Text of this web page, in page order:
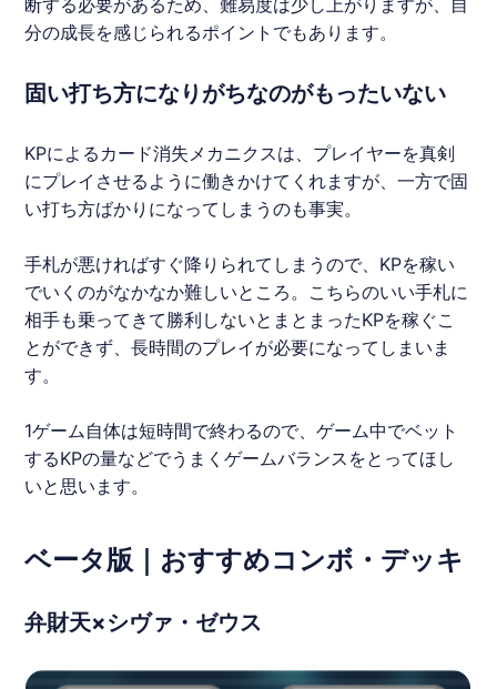
分の成長を感じられるポイントでもあります。
固い打ち方になりがちなのがもったいない
KPによるカード消失メカニクスは、プレイヤーを真剣
にプレイさせるように働きかけてくれますが、一方で固
い打ち方ばかりになってしまうのも事実。
手札が悪ければすぐ降りられてしまうので、KPを稼い
でいくのがなかなか難しいところ。こちらのいい手札に
相手も乗ってきて勝利しないとまとまったKPを稼ぐこ
とができず、長時間のプレイが必要になってしまいま
す。
1ゲーム自体は短時間で終わるので、ゲーム中でベット
するKPの量などでうまくゲームバランスをとってほし
いと思います。
ベータ版｜おすすめコンボ・デッキ
弁財天×シヴァ・ゼウス